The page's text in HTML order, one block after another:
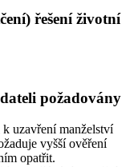
řešení životní
požadovány
uzavření manželství
vyšší ověření
opatřit.